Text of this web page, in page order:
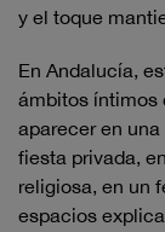
y el toque
En Andalucía,
ámbitos íntimos
aparecer en
fiesta privada,
religiosa, en un
espacios